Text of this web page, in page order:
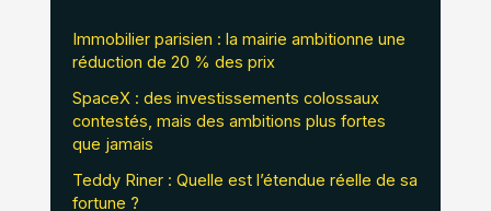
Immobilier parisien : la mairie ambitionne une
réduction de 20 % des prix
SpaceX : des investissements colossaux
contestés, mais des ambitions plus fortes
que jamais
Teddy Riner : Quelle est l’étendue réelle de sa
fortune ?